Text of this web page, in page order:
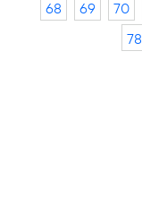
68 69 70
78